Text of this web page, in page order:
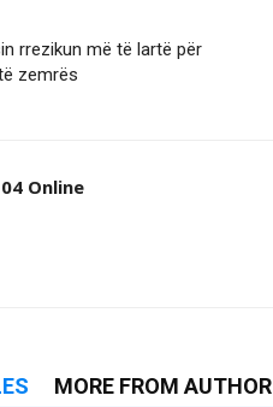
rrezikun më të lartë për
zemrës
04 Online
MORE FROM AUTHOR